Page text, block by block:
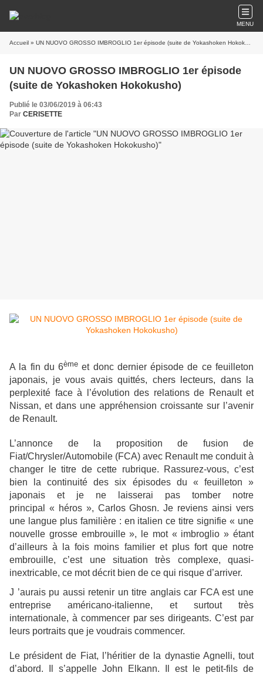
MENU
Accueil » UN NUOVO GROSSO IMBROGLIO 1er épisode (suite de Yokashoken Hokokusho)
UN NUOVO GROSSO IMBROGLIO 1er épisode
(suite de Yokashoken Hokokusho)
Publié le 03/06/2019 à 06:43
Par CERISETTE
A la fin du 6ème et donc dernier épisode de ce feuilleton
japonais, je vous avais quittés, chers lecteurs, dans la
perplexité face à l’évolution des relations de Renault et
Nissan, et dans une appréhension croissante sur l’avenir
de Renault.
L’annonce de la proposition de fusion de
Fiat/Chrysler/Automobile (FCA) avec Renault me conduit à
changer le titre de cette rubrique. Rassurez-vous, c’est
bien la continuité des six épisodes du « feuilleton »
japonais et je ne laisserai pas tomber notre
principal « héros », Carlos Ghosn. Je reviens ainsi vers
une langue plus familière : en italien ce titre signifie « une
nouvelle grosse embrouille », le mot « imbroglio » étant
d’ailleurs à la fois moins familier et plus fort que notre
embrouille, c’est une situation très complexe, quasi-
inextricable, ce mot décrit bien de ce qui risque d’arriver.
J ’aurais pu aussi retenir un titre anglais car FCA est une
entreprise américano-italienne, et surtout très
internationale, à commencer par ses dirigeants. C’est par
leurs portraits que je voudrais commencer.
Le président de Fiat, l’héritier de la dynastie Agnelli, tout
d’abord. Il s’appelle John Elkann. Il est le petit-fils de